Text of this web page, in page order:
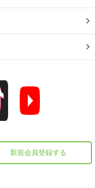
新規会員登録する